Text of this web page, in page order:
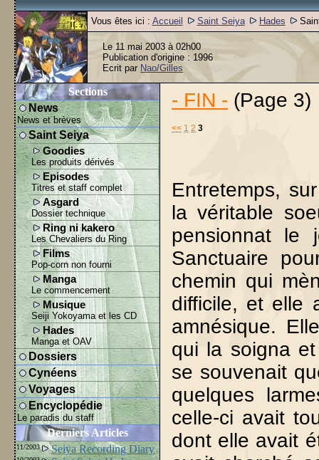
Vous êtes ici : Accueil Saint Seiya Hades
Le 11 mai 2003 à 02h00
Publication d'origine : 1996
Ecrit par Nao/Gilles
Sections
News
News et brèves
Saint Seiya
Goodies
Les produits dérivés
Episodes
Titres et staff complet
Asgard
Dossier technique
Ring ni kakero
Les Chevaliers du Ring
Films
Pop-corn non fourni
Manga
Le commencement
Musique
Seiji Yokoyama et les CD
Hades
Manga et OAV
Dossiers
Cynéens
Voyages
Encyclopédie
Le paradis du staff
Derniers Articles
11/2003 Seiya Recording Diary
- FIN - (Page 3)
<< 1 2 3
Entretemps,
la véritable
pensionnat le
Sanctuaire
chemin qui
difficile, et elle
amnésique.
qui la soigna
se souvenait
quelques
celle-ci avait
dont elle avait